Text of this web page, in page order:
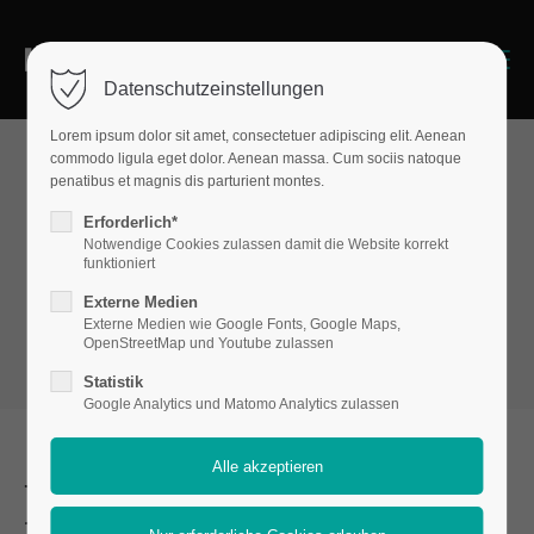
Text
Paragraph Default
Datenschutzeinstellungen
Lorem ipsum dolor sit amet, consectetuer adipiscing elit. Aenean
commodo ligula eget dolor. Aenean massa. Cum sociis natoque
penatibus et magnis dis parturient montes.
Erforderlich*
Notwendige Cookies zulassen damit die Website korrekt
funktioniert
Externe Medien
Externe Medien wie Google Fonts, Google Maps,
OpenStreetMap und Youtube zulassen
Statistik
Google Analytics und Matomo Analytics zulassen